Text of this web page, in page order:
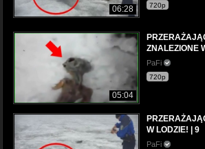
06:28 720p
05:04
ZNALEZIONE
PaFi
720p
W LODZIE! | 9
PaFi